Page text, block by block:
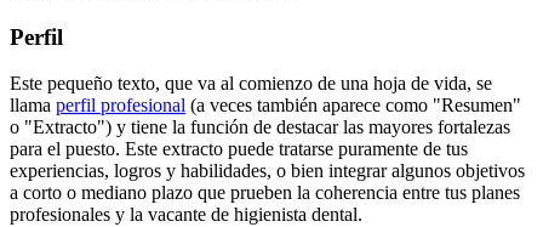
Perfil
Este pequeño texto, que va al comienzo de una hoja de vida, se
llama perfil profesional (a veces también aparece como "Resumen"
o "Extracto") y tiene la función de destacar las mayores fortalezas
para el puesto. Este extracto puede tratarse puramente de tus
experiencias, logros y habilidades, o bien integrar algunos objetivos
a corto o mediano plazo que prueben la coherencia entre tus planes
profesionales y la vacante de higienista dental.